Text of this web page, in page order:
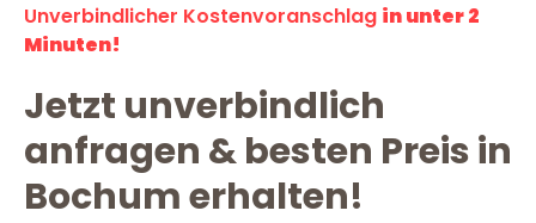
Unverbindlicher Kostenvoranschlag in unter 2
Minuten!
Jetzt unverbindlich
anfragen & besten Preis in
Bochum erhalten!